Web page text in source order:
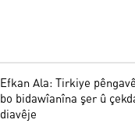
Efkan Ala: Tirkiye
bo bidawîanîna şer û
diavêje